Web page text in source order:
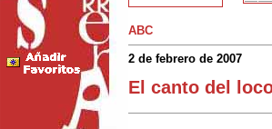
ABC
2 de febrero de 2007
El canto del